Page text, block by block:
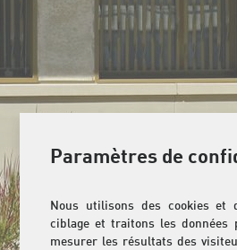
Paramètres de
Nous utilisons des cookies et
ciblage et traitons les données
mesurer les résultats des